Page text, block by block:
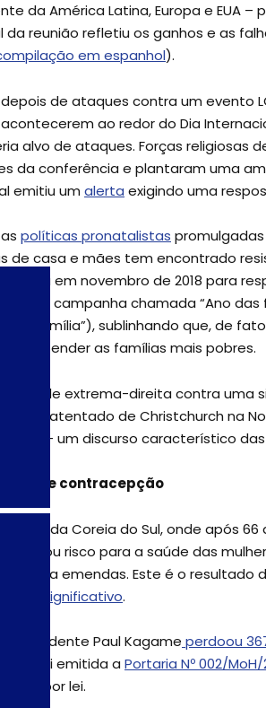
da América Latina, Europa e EUA
da reunião refletiu os ganhos e as
em espanhol).
depois de ataques contra um evento
ao redor do Dia
alvo de ataques. Forças religiosas
da conferência e plantaram uma
emitiu um alerta exigindo uma
políticas pronatalistas
de casa e mães tem encontrado
criada em novembro de 2018 para
uma campanha chamada “Ano
da família”), sublinhando que, de
atender as famílias mais pobres.
de extrema-direita contra uma
o atentado de Christchurch na
– um discurso característico
aborto e contracepção
vêm da Coreia do Sul, onde após
ou risco para a saúde das
para emendas. Este é o
apoio significativo.
o presidente Paul Kagame perdoou
abril, foi emitida a Portaria Nº 002/MoH/
por lei.